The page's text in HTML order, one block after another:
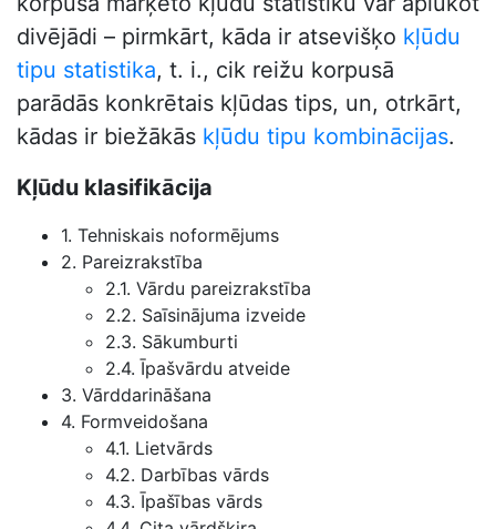
divējādi – pirmkārt, kāda ir atsevišķo kļūdu
tipu statistika, t. i., cik reižu korpusā
parādās konkrētais kļūdas tips, un, otrkārt,
kādas ir biežākās kļūdu tipu kombinācijas.
Kļūdu klasifikācija
1. Tehniskais noformējums
2. Pareizrakstība
2.1. Vārdu pareizrakstība
2.2. Saīsinājuma izveide
2.3. Sākumburti
2.4. Īpašvārdu atveide
3. Vārddarināšana
4. Formveidošana
4.1. Lietvārds
4.2. Darbības vārds
4.3. Īpašības vārds